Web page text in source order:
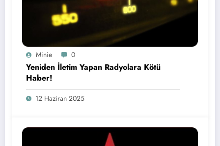
Minie 0
Yeniden İletim Yapan Radyolara Kötü
Haber!
12 Haziran 2025